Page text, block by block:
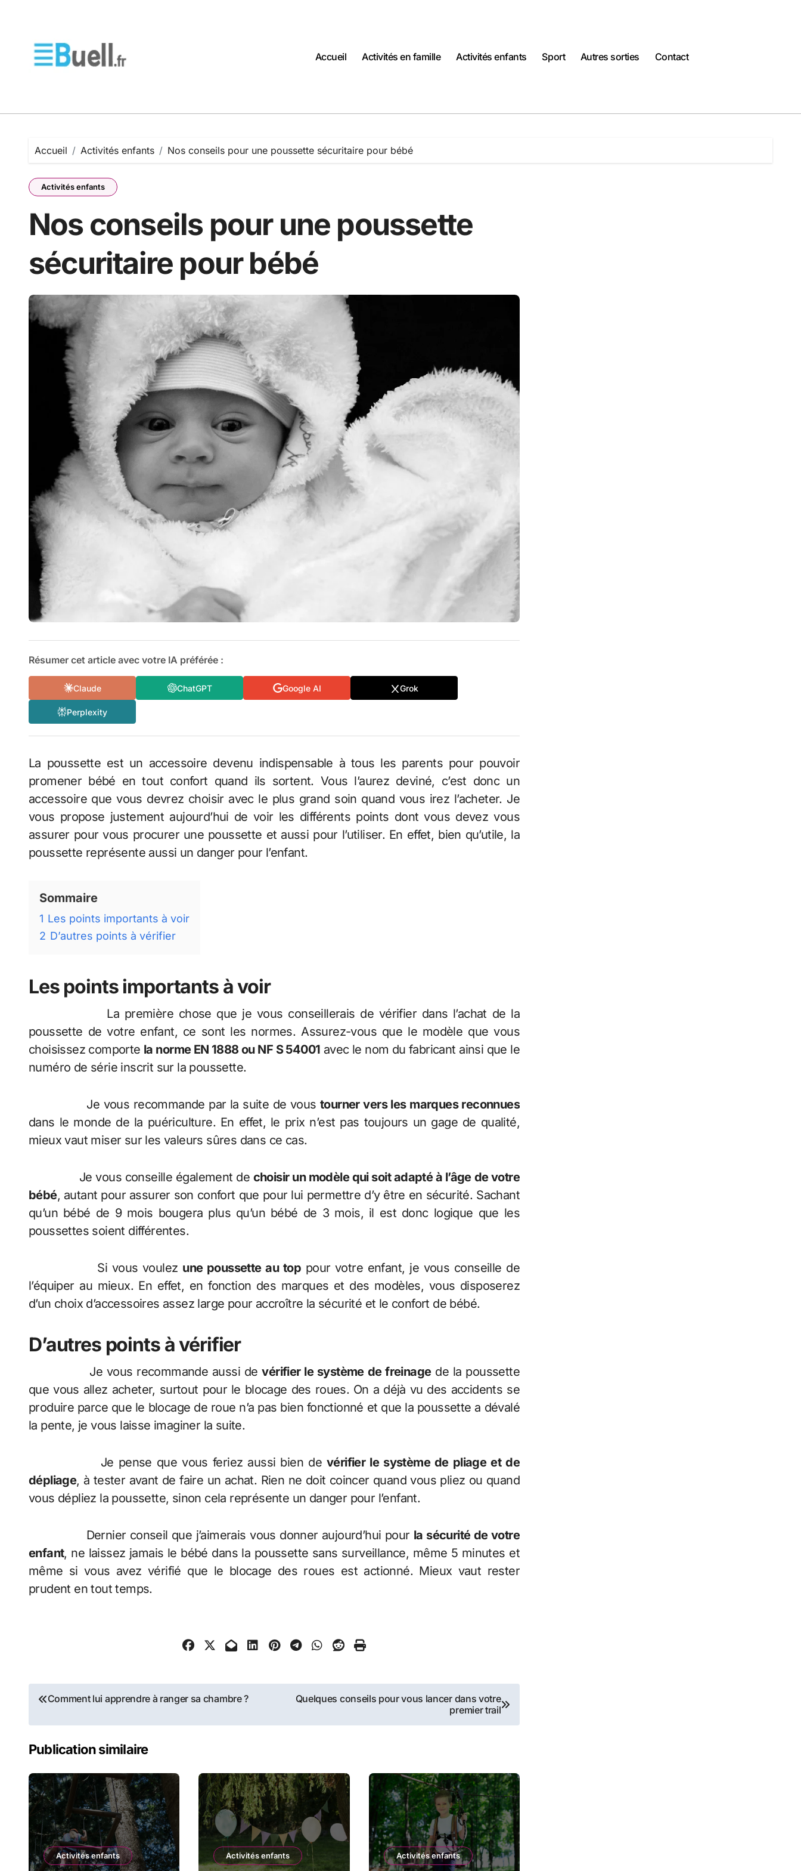
Accueil Activités en famille Activités enfants Sport Autres sorties Contact
Accueil Activités enfants Nos conseils pour une poussette sécuritaire pour bébé
Activités enfants
Nos conseils pour une poussette
sécuritaire pour bébé
Résumer cet article avec votre IA préférée :
Claude ChatGPT Google AI Grok
Perplexity
La poussette est un accessoire devenu indispensable à tous les parents pour pouvoir
promener bébé en tout confort quand ils sortent. Vous l’aurez deviné, c’est donc un
accessoire que vous devrez choisir avec le plus grand soin quand vous irez l’acheter. Je
vous propose justement aujourd’hui de voir les différents points dont vous devez vous
assurer pour vous procurer une poussette et aussi pour l’utiliser. En effet, bien qu’utile, la
poussette représente aussi un danger pour l’enfant.
Sommaire
1 Les points importants à voir
2 D’autres points à vérifier
Les points importants à voir
La première chose que je vous conseillerais de vérifier dans l’achat de la
poussette de votre enfant, ce sont les normes. Assurez-vous que le modèle que vous
choisissez comporte la norme EN 1888 ou NF S 54001 avec le nom du fabricant ainsi que le
numéro de série inscrit sur la poussette.
Je vous recommande par la suite de voustourner vers les marques reconnues
dans le monde de la puériculture. En effet, le prix n’est pas toujours un gage de qualité,
mieux vaut miser sur les valeurs sûres dans ce cas.
Je vous conseille également de choisir un modèle qui soit adapté à l’âge de votre
bébé, autant pour assurer son confort que pour lui permettre d’y être en sécurité. Sachant
qu’un bébé de 9 mois bougera plus qu’un bébé de 3 mois, il est donc logique que les
poussettes soient différentes.
Si vous voulez une poussette au top pour votre enfant, je vous conseille de
l’équiper au mieux. En effet, en fonction des marques et des modèles, vous disposerez
d’un choix d’accessoires assez large pour accroître la sécurité et le confort de bébé.
D’autres points à vérifier
Je vous recommande aussi devérifier le système de freinagede la poussette
que vous allez acheter, surtout pour le blocage des roues. On a déjà vu des accidents se
produire parce que le blocage de roue n’a pas bien fonctionné et que la poussette a dévalé
la pente, je vous laisse imaginer la suite.
Je pense que vous feriez aussi bien de vérifier le système de pliage et de
dépliage, à tester avant de faire un achat. Rien ne doit coincer quand vous pliez ou quand
vous dépliez la poussette, sinon cela représente un danger pour l’enfant.
Dernier conseil que j’aimerais vous donner aujourd’hui pour la sécurité de votre
enfant, ne laissez jamais le bébé dans la poussette sans surveillance, même 5 minutes et
même si vous avez vérifié que le blocage des roues est actionné. Mieux vaut rester
prudent en tout temps.
Navigation
de
l’article
Comment lui apprendre à ranger sa chambre ?
Quelques conseils pour vous lancer dans votre
premier trail
Publication similaire
Activités enfants Activités enfants Activités enfants